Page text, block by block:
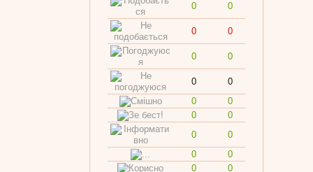
0 0
0 0
0 0
0
0
0
0
0
0
0
0
0
0
0
0